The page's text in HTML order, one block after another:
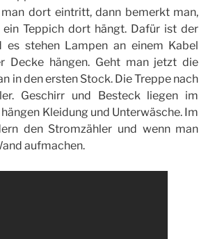
dort eintritt, dann bemerkt man,
Teppich dort hängt. Dafür ist der
es stehen Lampen an einem Kabel
Decke hängen. Geht man jetzt die
in den ersten Stock. Die Treppe nach
Geschirr und Besteck liegen im
Kleidung und Unterwäsche. Im
den Stromzähler und wenn man
aufmachen.